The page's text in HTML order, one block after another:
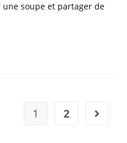
soupe et partager de
1 2